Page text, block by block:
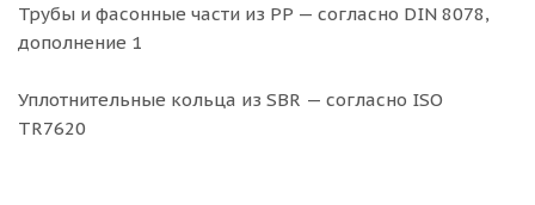
Трубы и фасонные части из PP — согласно DIN 8078,
дополнение 1
Уплотнительные кольца из SBR — согласно ISO
TR7620